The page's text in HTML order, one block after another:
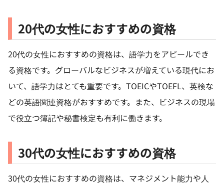
20代の女性におすすめの資格
20代の女性におすすめの資格は、語学力をアピールでき
る資格です。グローバルなビジネスが増えている現代にお
いて、語学力はとても重要です。TOEICやTOEFL、英検な
どの英語関連資格がおすすめです。また、ビジネスの現場
で役立つ簿記や秘書検定も有利に働きます。
30代の女性におすすめの資格
30代の女性におすすめの資格は、マネジメント能力や人